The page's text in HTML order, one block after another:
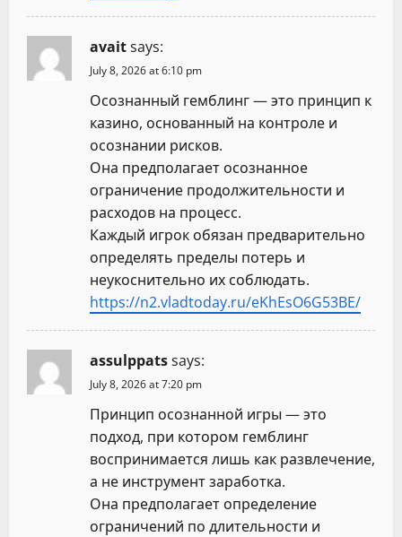
avaitsays:
July 8, 2026 at 6:10 pm
Осознанный гемблинг — это принцип к
казино, основанный на контроле и
осознании рисков.
Она предполагает осознанное
ограничение продолжительности и
расходов на процесс.
Каждый игрок обязан предварительно
определять пределы потерь и
неукоснительно их соблюдать.
https://n2.vladtoday.ru/eKhEsO6G53BE/
assulppatssays:
July 8, 2026 at 7:20 pm
Принцип осознанной игры — это
подход, при котором гемблинг
воспринимается лишь как развлечение,
а не инструмент заработка.
Она предполагает определение
ограничений по длительности и